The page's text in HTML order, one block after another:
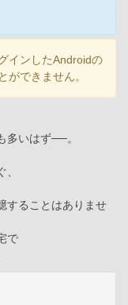
インしたAndroidの
ができません。
多いはず──。
することはありませ
で